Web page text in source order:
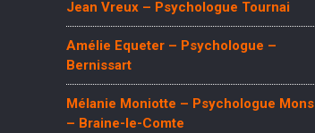
Jean Vreux – Psychologue Tournai
Amélie Equeter – Psychologue –
Bernissart
Mélanie Moniotte – Psychologue Mons
– Braine-le-Comte